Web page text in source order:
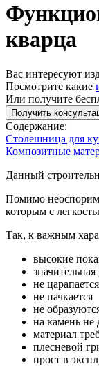
кварца
Вас интересуют
Посмотрите какие
Или получите
Получить
Содержание:
Столешница для
Композитные
Данный
Помимо
которым с
Так, к важным
высокие
не царапается
не пачкается
не
на камень не
материал
плесневой
прост в